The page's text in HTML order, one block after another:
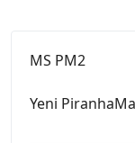
MS PM2
Yeni